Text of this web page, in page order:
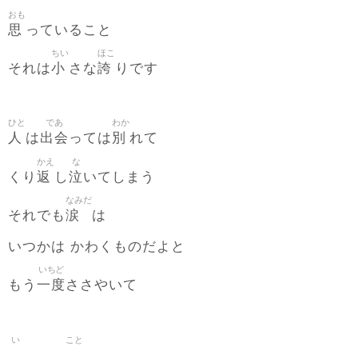
思
おも
っていること
それは小
ちい
さな誇
ほこ
りです
人
ひと
は出会
であ
っては 別
わか
れて
くり 返
かえ
し泣
な
いてしまう
それでも涙
なみだ
は
いつかは かわくものだよと
もう 一度
いちど
ささやいて
い こと